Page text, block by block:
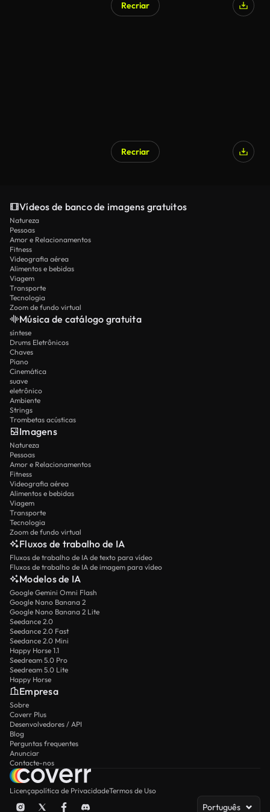
Recriar
Recriar
Vídeos de banco de imagens gratuitos
Natureza
Pessoas
Amor e Relacionamentos
Fitness
Videografia aérea
Alimentos e bebidas
Viagem
Transporte
Tecnologia
Zoom de fundo virtual
Música de catálogo gratuita
síntese
Drums Eletrônicos
Chaves
Piano
Cinemática
suave
eletrônico
Ambiente
Strings
Trombetas acústicas
Imagens
Natureza
Pessoas
Amor e Relacionamentos
Fitness
Videografia aérea
Alimentos e bebidas
Viagem
Transporte
Tecnologia
Zoom de fundo virtual
Fluxos de trabalho de IA
Fluxos de trabalho de IA de texto para vídeo
Fluxos de trabalho de IA de imagem para vídeo
Modelos de IA
Google Gemini Omni Flash
Google Nano Banana 2
Google Nano Banana 2 Lite
Seedance 2.0
Seedance 2.0 Fast
Seedance 2.0 Mini
Happy Horse 1.1
Seedream 5.0 Pro
Seedream 5.0 Lite
Happy Horse
Empresa
Sobre
Coverr Plus
Desenvolvedores / API
Blog
Perguntas frequentes
Anunciar
Contacte-nos
Licençapolítica de PrivacidadeTermos de Uso
Português